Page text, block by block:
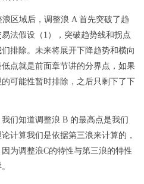
区域后，调整浪 A 首先突破了趋
法假设（1），突破趋势线和拐点
排除。未来将展开下降趋势和横向
点就是前面章节讲的分界点，如果
可能性暂时排除，之后只剩下了下
们知道调整浪 B 的最高点是我们
计算我们是依据第三浪来计算的，
为调整浪C的特性与第三浪的特性